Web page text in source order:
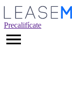
Precalifícate